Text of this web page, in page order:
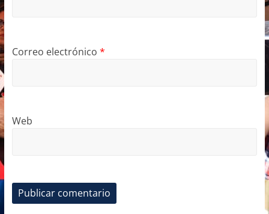
Correo electrónico *
Web